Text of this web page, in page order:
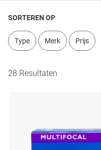
SORTEREN OP
Type Merk Prijs
28 Resultaten